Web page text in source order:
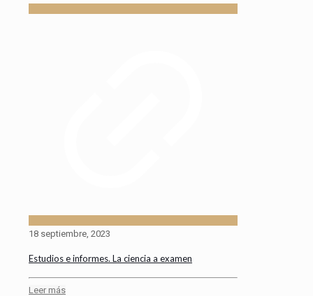
18 septiembre, 2023
Estudios e informes. La ciencia a examen
Leer más